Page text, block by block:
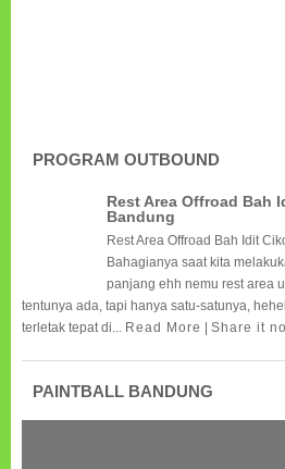
PROGRAM OUTBOUND
Rest Area Offroad Bah
Bandung
Rest Area Offroad Bah Idit
Bahagianya saat kita
panjang ehh nemu rest area
tentunya ada, tapi hanya satu-satunya,
terletak tepat di... Read More Share it
PAINTBALL BANDUNG